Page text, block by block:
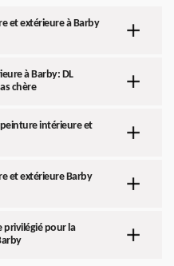
et extérieure à Barby
à Barby: DL
chère
intérieure et
et extérieure Barby
privilégié pour la